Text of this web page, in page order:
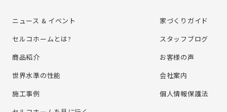
ニュース & イベント
セルコホームとは?
商品紹介
世界水準の性能
施⼯事例
家づくりガイド
スタッフブログ
お客様の声
会社案内
個⼈情報保護法